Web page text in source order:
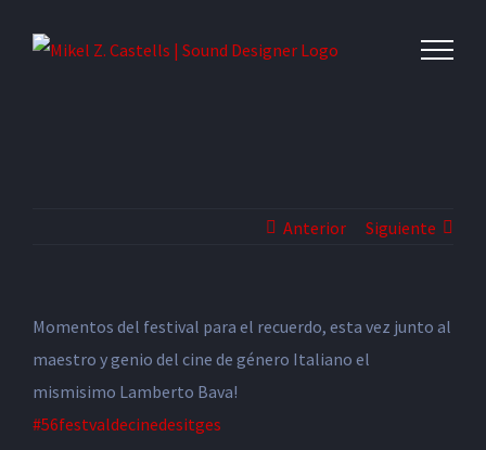
Anterior Siguiente
Momentos del festival para el recuerdo, esta vez junto al
maestro y genio del cine de género Italiano el
mismisimo Lamberto Bava!
#56festvaldecinedesitges